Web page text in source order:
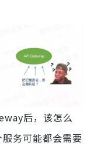
后，该怎么
务可能都会需要